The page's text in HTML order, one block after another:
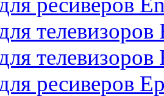
телевизоров
телевизоров
ресиверов